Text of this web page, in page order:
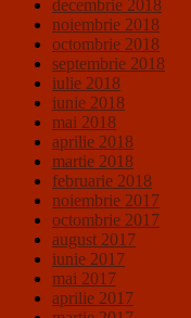
decembrie 2018
noiembrie 2018
octombrie 2018
septembrie 2018
iulie 2018
iunie 2018
mai 2018
aprilie 2018
martie 2018
februarie 2018
noiembrie 2017
octombrie 2017
august 2017
iunie 2017
mai 2017
aprilie 2017